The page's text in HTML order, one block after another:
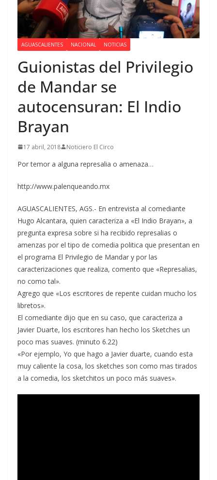
AGUASCALIENTES NACIONAL NOTICIAS
Guionistas del Privilegio
de Mandar se
autocensuran: El Indio
Brayan
17 abril, 2018 Noticiero El Circo
Por temor a alguna represalia o amenaza…
http://www.palenqueando.mx
AGUASCALIENTES, AGS.- En entrevista al comediante
Hugo Alcantara, quien caracteriza a «El Indio Brayan», a
pregunta expresa sobre si ha recibido represalias o
amenzas por el tipo de comedia politica que presentan en
el programa El Privilegio de Mandar y por las
caracterizaciones que realiza, comento que «Represalias,
no como tal».
Agrego que «Los escritores de repente cuidan mucho los
libretos».
El comediante dijo que en su caso, que caracteriza a
Javier Duarte, los escritores han hecho los Sketches un
poco mas suaves. (minuto 6.22)
«Por ejemplo, Yo que hago a Javier duarte, cuando esta
muy caliente la cosa, los sketches son como mas tirados
a la comedia, los sketchitos un poco más suaves».